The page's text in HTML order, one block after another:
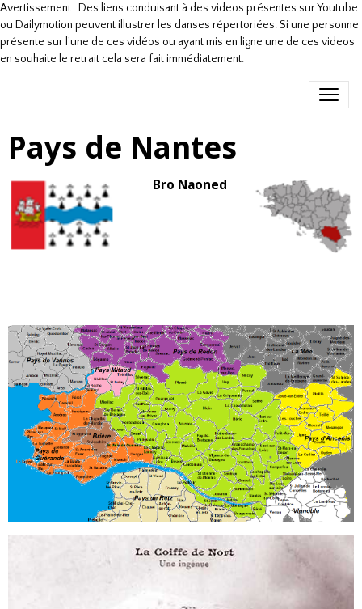
Avertissement : Des liens conduisant à des videos présentes sur Youtube
ou Dailymotion peuvent illustrer les danses répertoriées. Si une personne
présente sur l'une de ces vidéos ou ayant mis en ligne une de ces videos
en souhaite le retrait cela sera fait immédiatement.
Pays de Nantes
Bro Naoned